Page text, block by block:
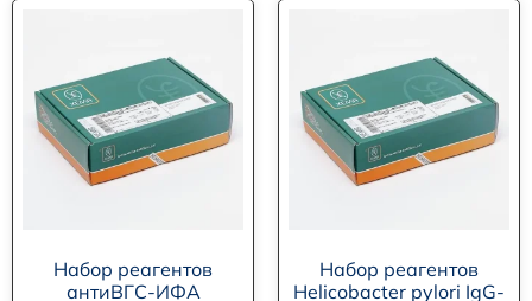
Набор реагентов
антиВГС-ИФА
Набор реагентов
Helicobacter pylori IgG-